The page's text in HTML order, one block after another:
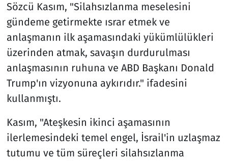
Sözcü Kasım, "Silahsızlanma meselesini
gündeme getirmekte ısrar etmek ve
anlaşmanın ilk aşamasındaki yükümlülükleri
üzerinden atmak, savaşın durdurulması
anlaşmasının ruhuna ve ABD Başkanı Donald
Trump'ın vizyonuna aykırıdır." ifadesini
kullanmıştı.
Kasım, "Ateşkesin ikinci aşamasının
ilerlemesindeki temel engel, İsrail'in uzlaşmaz
tutumu ve tüm süreçleri silahsızlanma